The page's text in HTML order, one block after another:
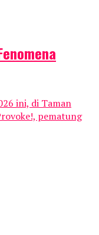
ini, di Taman
pematung